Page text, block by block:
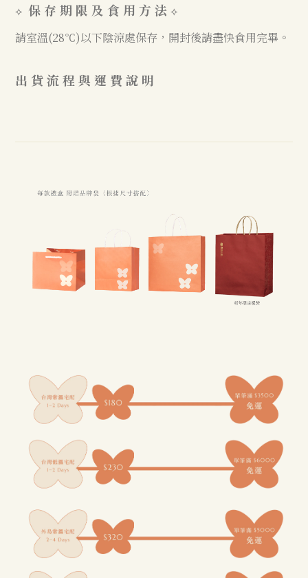
⟡ 保 存 期 限 及 食 用 方 法 ⟡
請室溫(28℃)以下陰涼處保存，開封後請盡快食用完畢。
出 貨 流 程 與 運 費 說 明